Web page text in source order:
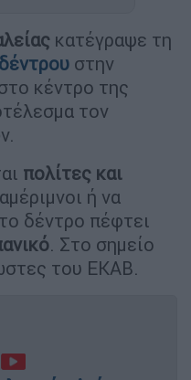
κατέγραψε τη
δέντρου στην
κέντρο της
τον
πολίτες και
ή να
δέντρο πέφτει
. Στο σημείο
του ΕΚΑΒ.